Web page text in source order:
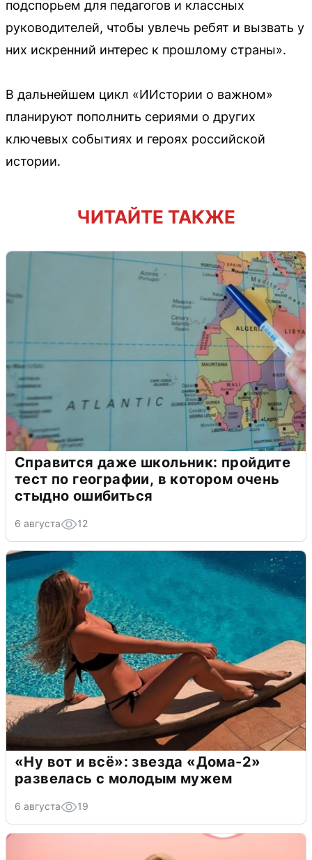
подспорьем для педагогов и классных
руководителей, чтобы увлечь ребят и вызвать у
них искренний интерес к прошлому страны».
В дальнейшем цикл «ИИстории о важном»
планируют пополнить сериями о других
ключевых событиях и героях российской
истории.
ЧИТАЙТЕ ТАКЖЕ
Справится даже школьник: пройдите
тест по географии, в котором очень
стыдно ошибиться
6 августа 12
«Ну вот и всё»: звезда «Дома-2»
развелась с молодым мужем
6 августа 19